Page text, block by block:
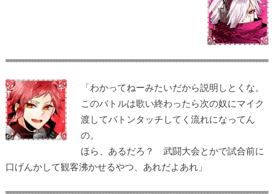
「わかってねーみたいだから説明しとくな。
このバトルは歌い終わったら次の奴にマイク
渡してバトンタッチしてく流れになってん
の。
ほら、あるだろ？ 武闘大会とかで試合前に
口げんかして観客沸かせるやつ、あれだよあれ」